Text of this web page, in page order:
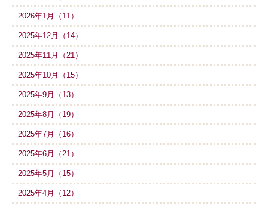
2026年1月（11）
2025年12月（14）
2025年11月（21）
2025年10月（15）
2025年9月（13）
2025年8月（19）
2025年7月（16）
2025年6月（21）
2025年5月（15）
2025年4月（12）